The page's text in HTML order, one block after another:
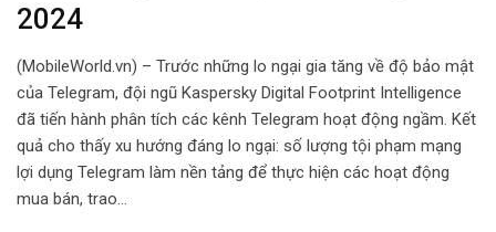
2024
(MobileWorld.vn) – Trước những lo ngại gia tăng về độ bảo mật
của Telegram, đội ngũ Kaspersky Digital Footprint Intelligence
đã tiến hành phân tích các kênh Telegram hoạt động ngầm. Kết
quả cho thấy xu hướng đáng lo ngại: số lượng tội phạm mạng
lợi dụng Telegram làm nền tảng để thực hiện các hoạt động
mua bán, trao…